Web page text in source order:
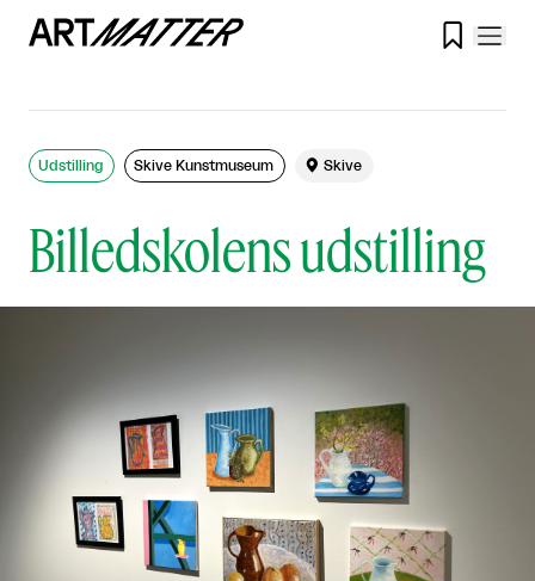

Billedskolens udstilling
Udstilling Skive Kunstmuseum  Skive